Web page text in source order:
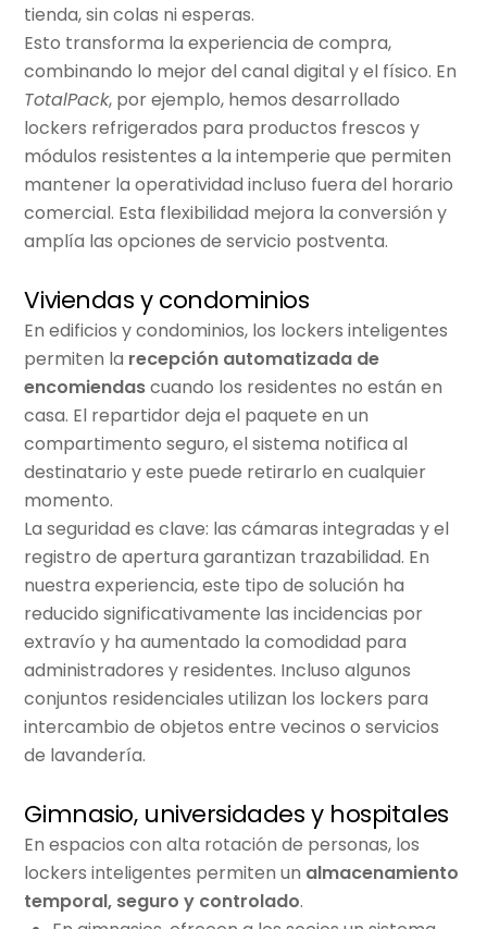
tienda, sin colas ni esperas.
Esto transforma la experiencia de compra,
combinando lo mejor del canal digital y el físico. En
TotalPack, por ejemplo, hemos desarrollado
lockers refrigerados para productos frescos y
módulos resistentes a la intemperie que permiten
mantener la operatividad incluso fuera del horario
comercial. Esta flexibilidad mejora la conversión y
amplía las opciones de servicio postventa.
Viviendas y condominios
En edificios y condominios, los lockers inteligentes
permiten la recepción automatizada de
encomiendascuando los residentes no están en
casa. El repartidor deja el paquete en un
compartimento seguro, el sistema notifica al
destinatario y este puede retirarlo en cualquier
momento.
La seguridad es clave: las cámaras integradas y el
registro de apertura garantizan trazabilidad. En
nuestra experiencia, este tipo de solución ha
reducido significativamente las incidencias por
extravío y ha aumentado la comodidad para
administradores y residentes. Incluso algunos
conjuntos residenciales utilizan los lockers para
intercambio de objetos entre vecinos o servicios
de lavandería.
Gimnasio, universidades y hospitales
En espacios con alta rotación de personas, los
lockers inteligentes permiten un almacenamiento
temporal, seguro y controlado.